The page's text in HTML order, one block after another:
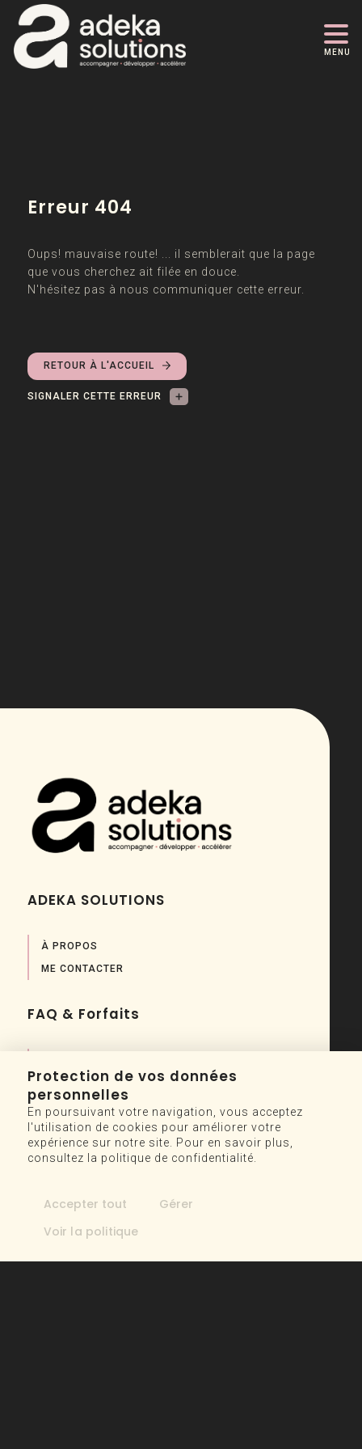
MENU
Protection de vos données
personnelles
En poursuivant votre navigation, vous acceptez
l'utilisation de cookies pour améliorer votre
expérience sur notre site. Pour en savoir plus,
consultez la politique de confidentialité.
Accepter tout
Gérer
Voir la politique
Erreur 404
Oups! mauvaise route! ... il semblerait que la page
que vous cherchez ait filée en douce.
N'hésitez pas à nous communiquer cette erreur.
RETOUR À L'ACCUEIL
SIGNALER CETTE ERREUR
ADEKA SOLUTIONS
À PROPOS
ME CONTACTER
FAQ & Forfaits
FORFAITS DE LANCEMENT
SERVICES
ACCOMPAGNEMENT MARKETING
RÉDACTION ET CRÉATION